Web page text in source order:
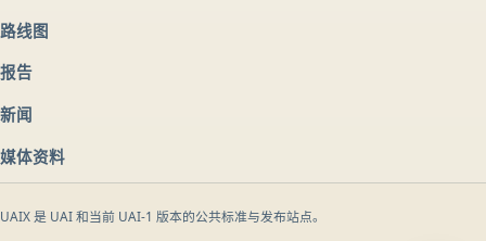
路线图
报告
新闻
媒体资料
UAIX 是 UAI 和当前 UAI-1 版本的公共标准与发布站点。